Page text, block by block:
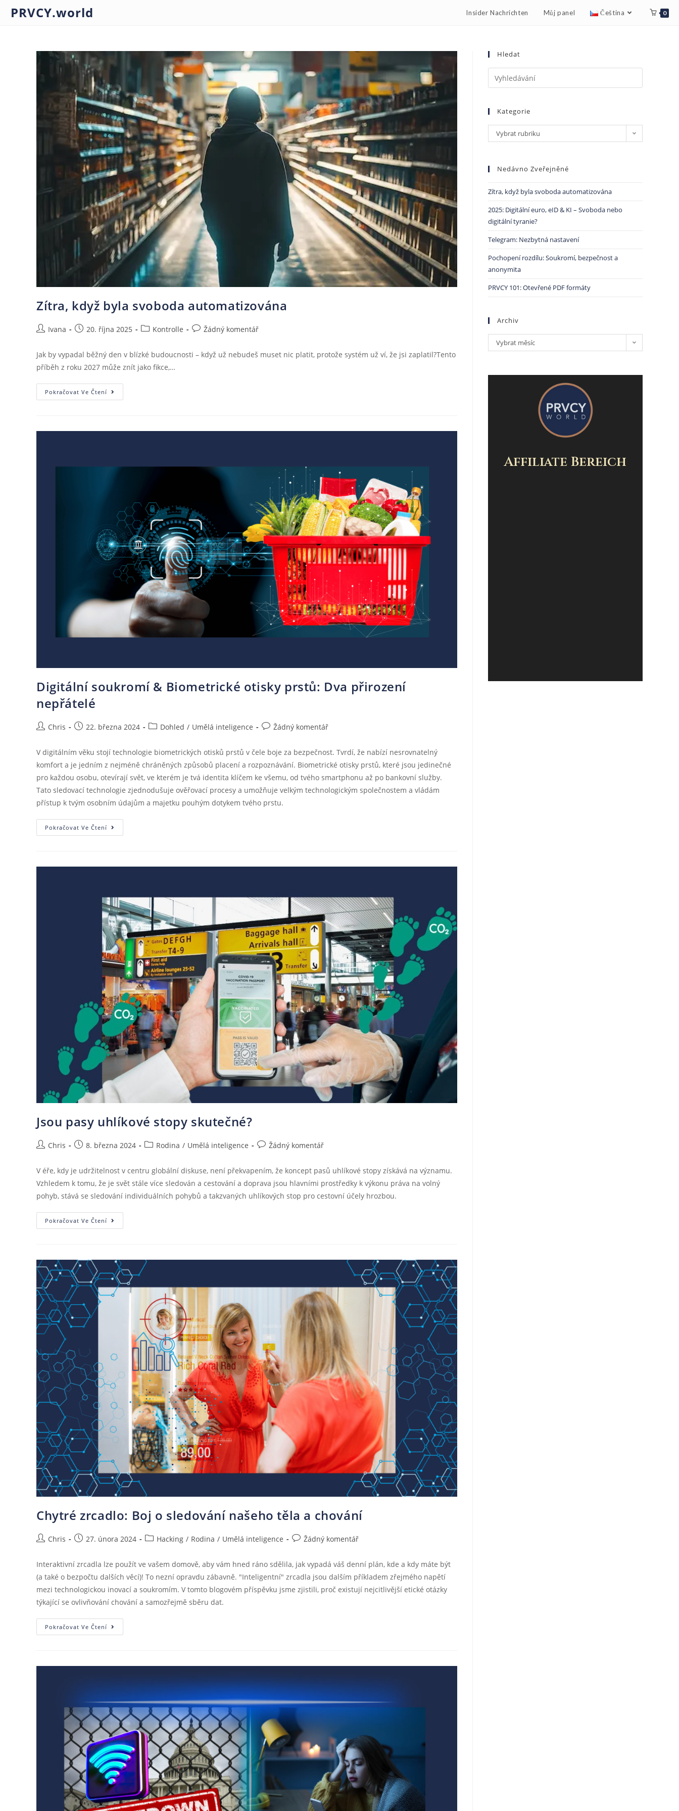
PRVCY.world Insider Nachrichten Můj panel Čeština 0
Zítra, když byla svoboda automatizována
Ivana 20. října 2025 Kontrolle Žádný komentář
Jak by vypadal běžný den v blízké budoucnosti – když už nebudeš muset nic platit, protože systém už ví, že jsi zaplatil?Tento
příběh z roku 2027 může znít jako fikce,…
Pokračovat Ve Čtení
Digitální soukromí & Biometrické otisky prstů: Dva přirození
nepřátelé
Chris 22. března 2024 Dohled / Umělá inteligence Žádný komentář
V digitálním věku stojí technologie biometrických otisků prstů v čele boje za bezpečnost. Tvrdí, že nabízí nesrovnatelný
komfort a je jedním z nejméně chráněných způsobů placení a rozpoznávání. Biometrické otisky prstů, které jsou jedinečné
pro každou osobu, otevírají svět, ve kterém je tvá identita klíčem ke všemu, od tvého smartphonu až po bankovní služby.
Tato sledovací technologie zjednodušuje ověřovací procesy a umožňuje velkým technologickým společnostem a vládám
přístup k tvým osobním údajům a majetku pouhým dotykem tvého prstu.
Pokračovat Ve Čtení
Jsou pasy uhlíkové stopy skutečné?
Chris 8. března 2024 Rodina / Umělá inteligence Žádný komentář
V éře, kdy je udržitelnost v centru globální diskuse, není překvapením, že koncept pasů uhlíkové stopy získává na významu.
Vzhledem k tomu, že je svět stále více sledován a cestování a doprava jsou hlavními prostředky k výkonu práva na volný
pohyb, stává se sledování individuálních pohybů a takzvaných uhlíkových stop pro cestovní účely hrozbou.
Pokračovat Ve Čtení
Chytré zrcadlo: Boj o sledování našeho těla a chování
Chris 27. února 2024 Hacking / Rodina / Umělá inteligence Žádný komentář
Interaktivní zrcadla lze použít ve vašem domově, aby vám hned ráno sdělila, jak vypadá váš denní plán, kde a kdy máte být
(a také o bezpočtu dalších věcí)! To nezní opravdu zábavně. "Inteligentní" zrcadla jsou dalším příkladem zřejmého napětí
mezi technologickou inovací a soukromím. V tomto blogovém příspěvku jsme zjistili, proč existují nejcitlivější etické otázky
týkající se ovlivňování chování a samozřejmě sběru dat.
Pokračovat Ve Čtení
Hledat
Kategorie
Vybrat rubriku
Nedávno Zveřejněné
Zítra, když byla svoboda automatizována
2025: Digitální euro, eID & KI – Svoboda nebo
digitální tyranie?
Telegram: Nezbytná nastavení
Pochopení rozdílu: Soukromí, bezpečnost a
anonymita
PRVCY 101: Otevřené PDF formáty
Archiv
Vybrat měsíc
Affiliate Bereich